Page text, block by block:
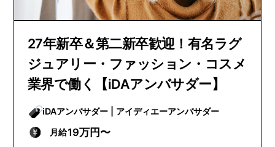
27年新卒＆第二新卒歓迎！有名ラグ
ジュアリー・ファッション・コスメ
業界で働く【iDAアンバサダー】
iDAアンバサダー | アイディエーアンバサダー
月給19万円〜